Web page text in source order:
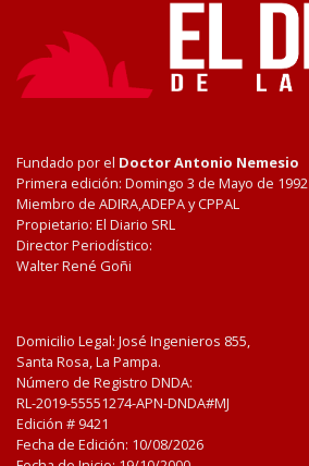
Fundado por el Doctor Antonio Nemesio
Primera edición: Domingo 3 de Mayo de 1992
Miembro de ADIRA,ADEPA y CPPAL
Propietario: El Diario SRL
Director Periodístico:
Walter René Goñi
Domicilio Legal: José Ingenieros 855,
Santa Rosa, La Pampa.
Número de Registro DNDA:
RL-2019-55551274-APN-DNDA#MJ
Edición # 9421
Fecha de Edición: 10/08/2026